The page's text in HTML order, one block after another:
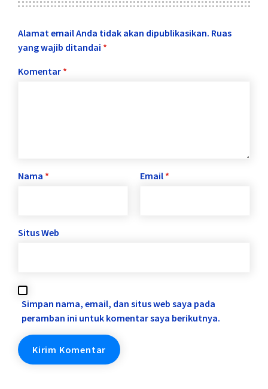
Alamat email Anda tidak akan dipublikasikan. Ruas
yang wajib ditandai *
Komentar *
Nama * Email *
Situs Web
Simpan nama, email, dan situs web saya pada
peramban ini untuk komentar saya berikutnya.